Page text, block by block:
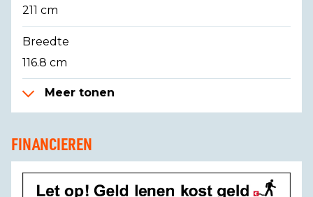
211 cm
Breedte
116.8 cm
Meer tonen
FINANCIEREN